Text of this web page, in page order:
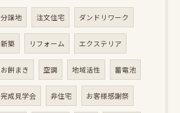
分譲地 注文住宅 ダンドリワーク
新築 リフォーム エクステリア
お餅まき 空調 地域活性 蓄電池
完成見学会 非住宅 お客様感謝祭